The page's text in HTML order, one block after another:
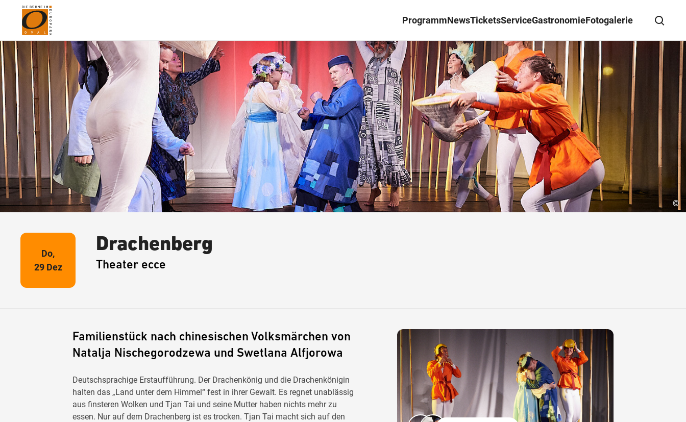
ProgrammNewsTicketsServiceGastronomieFotogalerie
Suche schließen
Wegbeschreibung erhalten
©
Do,
29 Dez
Drachenberg
Theater ecce
Familienstück nach chinesischen Volksmärchen von
Natalja Nischegorodzewa und Swetlana Alfjorowa
Deutschsprachige Erstaufführung. Der Drachenkönig und die Drachenkönigin
halten das „Land unter dem Himmel“ fest in ihrer Gewalt. Es regnet unablässig
aus finsteren Wolken und Tjan Tai und seine Mutter haben nichts mehr zu
essen. Nur auf dem Drachenberg ist es trocken. Tjan Tai macht sich auf den